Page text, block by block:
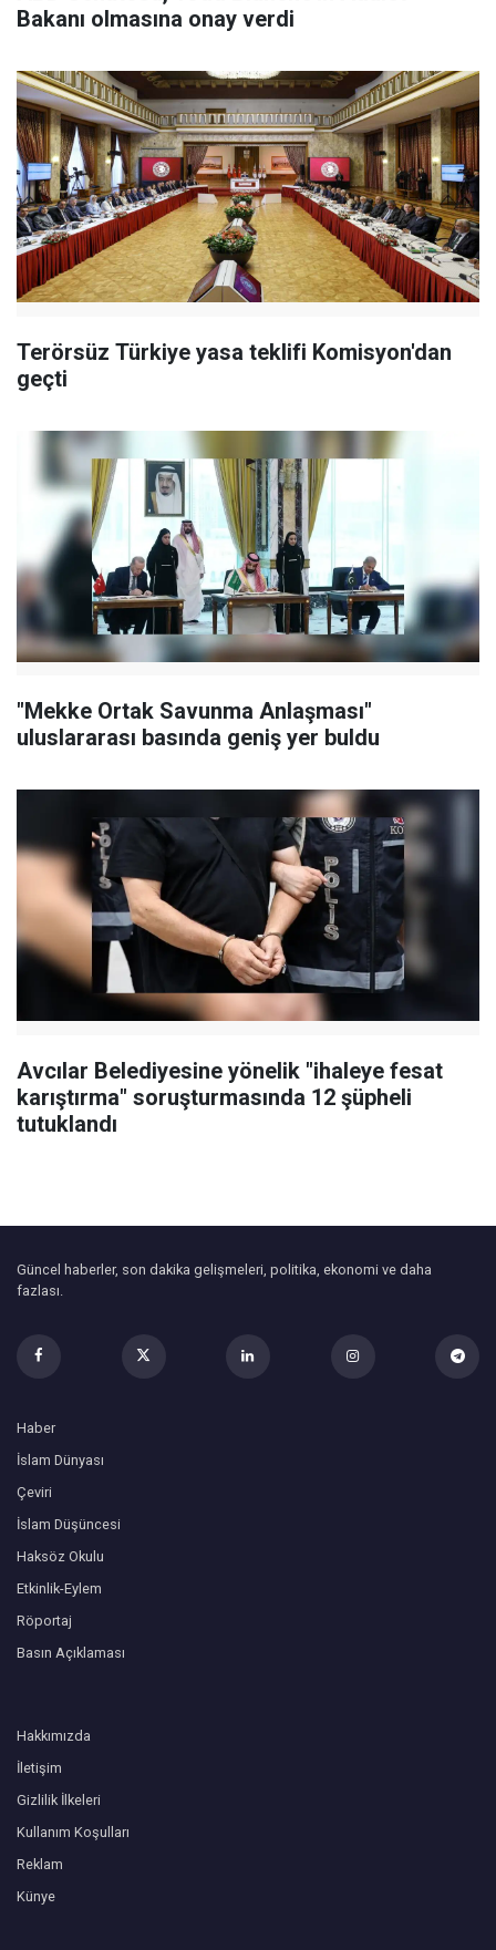
Bakanı olmasına onay verdi
Terörsüz Türkiye yasa teklifi Komisyon'dan
geçti
"Mekke Ortak Savunma Anlaşması"
uluslararası basında geniş yer buldu
Avcılar Belediyesine yönelik "ihaleye fesat
karıştırma" soruşturmasında 12 şüpheli
tutuklandı
Güncel haberler, son dakika gelişmeleri, politika, ekonomi ve daha
fazlası.
Haber
İslam Dünyası
Çeviri
İslam Düşüncesi
Haksöz Okulu
Etkinlik-Eylem
Röportaj
Basın Açıklaması
Hakkımızda
İletişim
Gizlilik İlkeleri
Kullanım Koşulları
Reklam
Künye